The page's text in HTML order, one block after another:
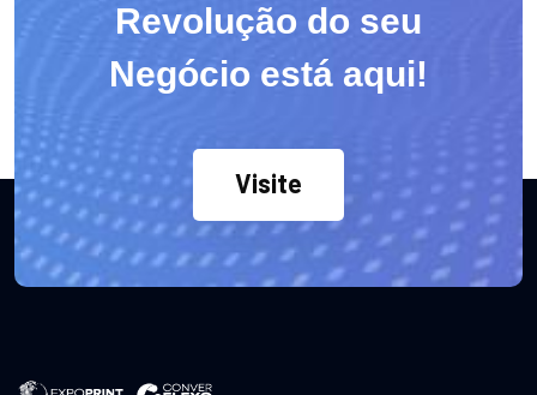
Revolução do seu
Negócio está aqui!
Visite